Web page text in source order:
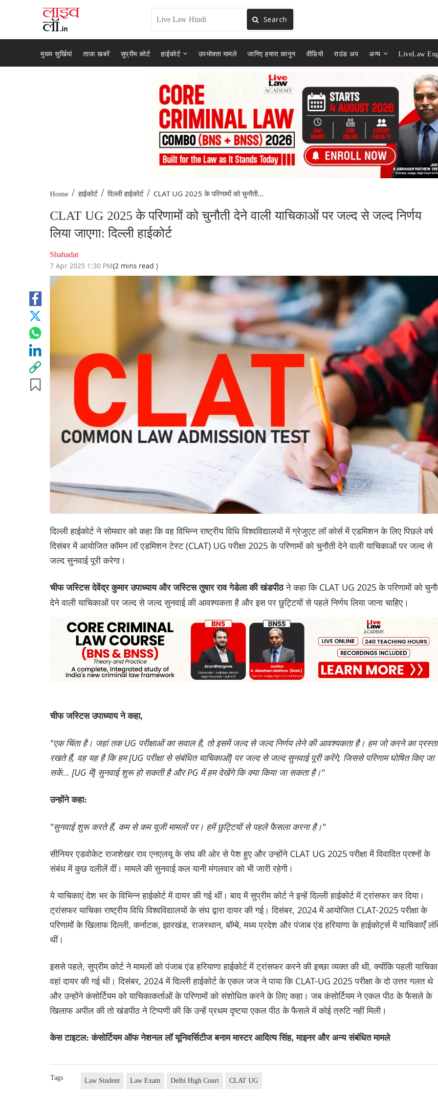
Search
मुख्य सुर्खियां ताजा खबरें सुप्रीम कोर्ट हाईकोर्ट उपभोक्ता मामले जानिए हमारा कानून वीडियो राउंड अप अन्य LiveLaw
Home / हाईकोर्ट / दिल्ली हाईकोर्ट / CLAT UG 2025 के परिणामों को चुनौती...
CLAT UG 2025 के परिणामों को चुनौती देने वाली याचिकाओं पर जल्द से जल्द निर्णय
लिया जाएगा: दिल्ली हाईकोर्ट
Shahadat
7 Apr 2025 1:30 PM(2 mins read )
दिल्ली हाईकोर्ट ने सोमवार को कहा कि वह विभिन्न राष्ट्रीय विधि विश्वविद्यालयों में ग्रेजुएट लॉ कोर्स में एडमिशन के लिए पिछले वर्ष
दिसंबर में आयोजित कॉमन लॉ एडमिशन टेस्ट (CLAT) UG परीक्षा 2025 के परिणामों को चुनौती देने वाली याचिकाओं पर जल्द से
जल्द सुनवाई पूरी करेगा।
चीफ जस्टिस देवेंद्र कुमार उपाध्याय और जस्टिस तुषार राव गेडेला की खंडपीठने कहा कि CLAT UG 2025 के परिणामों को
देने वाली याचिकाओं पर जल्द से जल्द सुनवाई की आवश्यकता है और इस पर छुट्टियों से पहले निर्णय लिया जाना चाहिए।
चीफ जस्टिस उपाध्याय ने कहा,
"एक चिंता है। जहां तक ​​UG परीक्षाओं का सवाल है, तो इसमें जल्द से जल्द निर्णय लेने की आवश्यकता है। हम जो करने का
रखते हैं, वह यह है कि हम [UG परीक्षा से संबंधित याचिकाओं] पर जल्द से जल्द सुनवाई पूरी करेंगे, जिससे परिणाम घोषित किए जा
सकें... [UG में] सुनवाई शुरू हो सकती है और PG में हम देखेंगे कि क्या किया जा सकता है।"
उन्होंने कहा:
"सुनवाई शुरू करते हैं, कम से कम यूजी मामलों पर। हमें छुट्टियों से पहले फैसला करना है।"
सीनियर एडवोकेट राजशेखर राव एनएलयू के संघ की ओर से पेश हुए और उन्होंने CLAT UG 2025 परीक्षा में विवादित प्रश्नों के
संबंध में कुछ दलीलें दीं। मामले की सुनवाई कल यानी मंगलवार को भी जारी रहेगी।
ये याचिकाएं देश भर के विभिन्न हाईकोर्ट में दायर की गई थीं। बाद में सुप्रीम कोर्ट ने इन्हें दिल्ली हाईकोर्ट में ट्रांसफर कर दिया।
ट्रांसफर याचिका राष्ट्रीय विधि विश्वविद्यालयों के संघ द्वारा दायर की गई। दिसंबर, 2024 में आयोजित CLAT-2025 परीक्षा के
परिणामों के खिलाफ दिल्ली, कर्नाटक, झारखंड, राजस्थान, बॉम्बे, मध्य प्रदेश और पंजाब एंड हरियाणा के हाईकोर्ट्स में याचिकाएँ
थीं।
इससे पहले, सुप्रीम कोर्ट ने मामलों को पंजाब एंड हरियाणा हाईकोर्ट में ट्रांसफर करने की इच्छा व्यक्त की थी, क्योंकि पहली याचिका
वहां दायर की गई थी। दिसंबर, 2024 में दिल्ली हाईकोर्ट के एकल जज ने पाया कि CLAT-UG 2025 परीक्षा के दो उत्तर गलत थे
और उन्होंने कंसोर्टियम को याचिकाकर्ताओं के परिणामों को संशोधित करने के लिए कहा। जब कंसोर्टियम ने एकल पीठ के फैसले के
खिलाफ अपील की तो खंडपीठ ने टिप्पणी की कि उन्हें प्रथम दृष्टया एकल पीठ के फैसले में कोई त्रुटि नहीं मिली।
केस टाइटल: कंसोर्टियम ऑफ नेशनल लॉ यूनिवर्सिटीज बनाम मास्टर आदित्य सिंह, माइनर और अन्य संबंधित मामले
Tags Law Student Law Exam Delhi High Court CLAT UG